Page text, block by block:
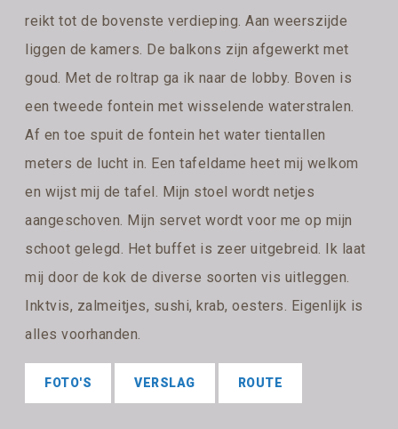
reikt tot de bovenste verdieping. Aan weerszijde
liggen de kamers. De balkons zijn afgewerkt met
goud. Met de roltrap ga ik naar de lobby. Boven is
een tweede fontein met wisselende waterstralen.
Af en toe spuit de fontein het water tientallen
meters de lucht in. Een tafeldame heet mij welkom
en wijst mij de tafel. Mijn stoel wordt netjes
aangeschoven. Mijn servet wordt voor me op mijn
schoot gelegd. Het buffet is zeer uitgebreid. Ik laat
mij door de kok de diverse soorten vis uitleggen.
Inktvis, zalmeitjes, sushi, krab, oesters. Eigenlijk is
alles voorhanden.
FOTO'S VERSLAG ROUTE